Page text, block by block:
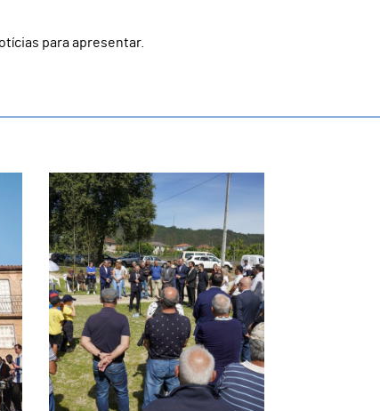
para apresentar.
de Tunas Académicas em
Donim com novo Parque de Lazer